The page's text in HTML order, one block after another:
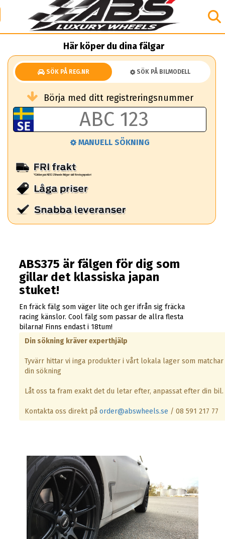
Här köper du dina fälgar
SÖK PÅ REG.NR SÖK PÅ BILMODELL
Börja med ditt registreringsnummer
MANUELL SÖKNING
ABS375 är fälgen för dig som
gillar det klassiska japan
stuket!
En fräck fälg som väger lite och ger ifrån sig fräcka
racing känslor. Cool fälg som passar de allra flesta
bilarna! Finns endast i 18tum!
Din sökning kräver experthjälp
Tyvärr hittar vi inga produkter i vårt lokala lager som matchar
din sökning
Låt oss ta fram exakt det du letar efter, anpassat efter din bil.
Kontakta oss direkt på order@abswheels.se / 08 591 217 77